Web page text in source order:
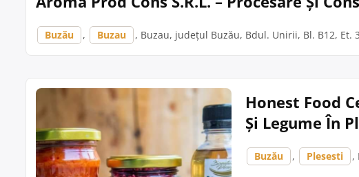
Buzău , Buzau , Buzau, județul Buzău, Bdul. Unirii, Bl. B12, Et.
Honest Food
Și Legume În
Buzău , Plesesti ,